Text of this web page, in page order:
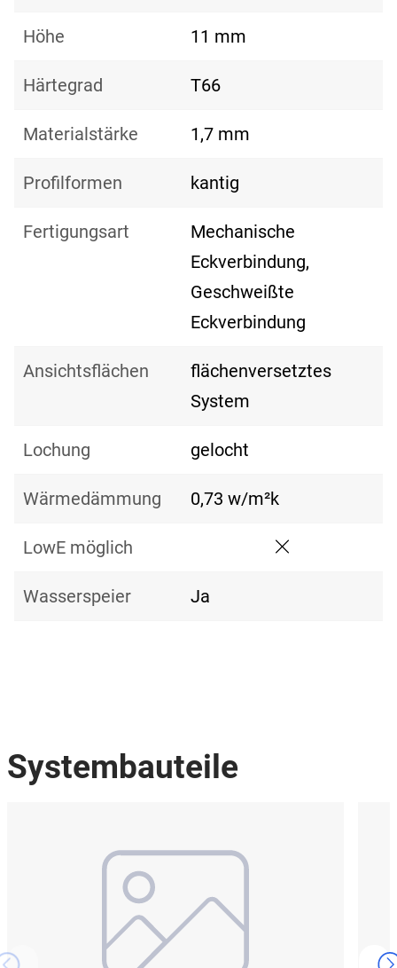
Höhe 11 mm
Härtegrad T66
Materialstärke 1,7 mm
Profilformen kantig
Fertigungsart
Mechanische
Eckverbindung,
Geschweißte
Eckverbindung
Ansichtsflächen
flächenversetztes
System
Lochung gelocht
Wärmedämmung 0,73 w/m²k
LowE möglich
Wasserspeier Ja
Systembauteile